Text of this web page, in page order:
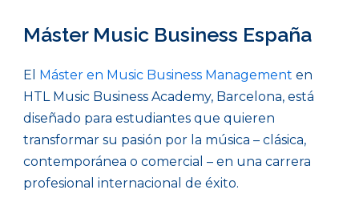
Máster Music Business España
El Máster en Music Business Management en
HTL Music Business Academy, Barcelona, está
diseñado para estudiantes que quieren
transformar su pasión por la música – clásica,
contemporánea o comercial – en una carrera
profesional internacional de éxito.